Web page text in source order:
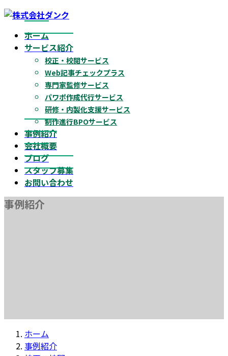
コ
ナ
ホーム
サービス紹介
校正・校閲サービス
Web記事チェックプラス
専門家監修サービス
パワポ作成代行サービス
研修・内製化支援サービス
制作進行BPOサービス
事例紹介
会社概要
ブログ
スタッフ募集
お問い合わせ
事例紹介
ホーム
事例紹介